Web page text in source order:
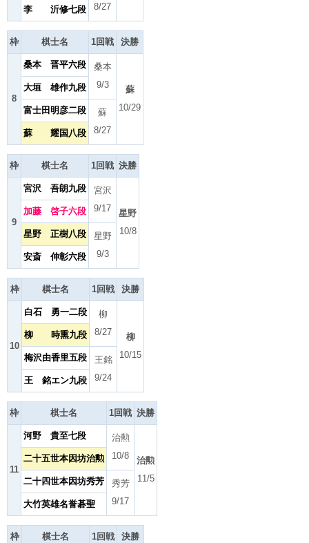
8/27
李 沂修七段
枠 棋士名 1回戦 決勝
8
桑本 晋平六段
桑本
9/3
蘇
10/29
大垣 雄作九段
富士田明彦二段
蘇
8/27
蘇 耀国八段
枠 棋士名 1回戦 決勝
9
宮沢 吾朗九段
宮沢
9/17
星野
10/8
加藤 啓子六段
星野 正樹八段
星野
9/3
安斎 伸彰六段
枠 棋士名 1回戦 決勝
10
白石 勇一二段
柳
8/27
柳
10/15
柳 時熏九段
梅沢由香里五段
王銘
9/24
王 銘エン九段
枠 棋士名 1回戦 決勝
11
河野 貴至七段
治勲
10/8
治勲
11/5
二十五世本因坊治勲
二十四世本因坊秀芳
秀芳
9/17
大竹英雄名誉碁聖
枠 棋士名 1回戦 決勝